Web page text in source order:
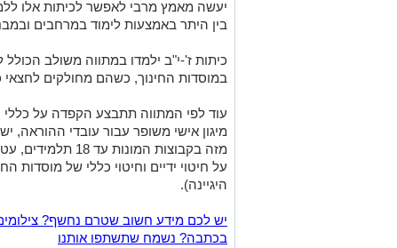
בין היתר באמצעות לימוד במרחבים
במוסדות החינוך, כשהם מחולקים לחצאי כיתות (עד 18
עוד לפי המתווה תתבצע הקפדה על כללי
מזה בקבוצות
על חיטוי ידיים וחיטוי כללי של מוסדות
היגיינה).
יש לכם מידע חשוב שטרם נחשף?
בכתבה? נשמח שתשתפו אותנו